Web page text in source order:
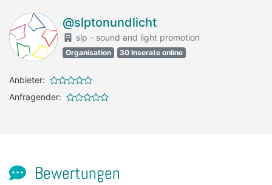
@slptonundlicht
slp - sound and light promotion
Organisation 30 Inserate online
Anbieter:
Anfragender:
Bewertungen